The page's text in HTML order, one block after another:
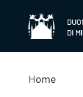
DI
Home